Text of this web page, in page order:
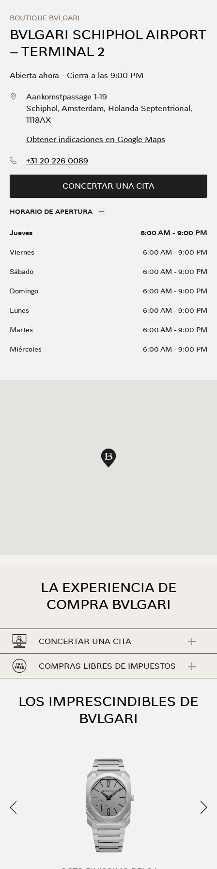
BOUTIQUE BVLGARI
BVLGARI SCHIPHOL AIRPORT
– TERMINAL 2
Abierta ahora - Cierra a las 9:00 PM
Aankomstpassage 1-19
Schiphol, Amsterdam, Holanda Septentrional,
1118AX
Obtener indicaciones en Google Maps
+31 20 226 0089
CONCERTAR UNA CITA
HORARIO DE APERTURA
Jueves 6:00 AM - 9:00 PM
Viernes
6:00 AM - 9:00 PM
Sábado
6:00 AM - 9:00 PM
Domingo
6:00 AM - 9:00 PM
Lunes
6:00 AM - 9:00 PM
Martes
6:00 AM - 9:00 PM
Miércoles
6:00 AM - 9:00 PM
Pin en mapa
LA EXPERIENCIA DE
COMPRA BVLGARI
CONCERTAR UNA CITA
COMPRAS LIBRES DE IMPUESTOS
LOS IMPRESCINDIBLES DE
BVLGARI
Anterior